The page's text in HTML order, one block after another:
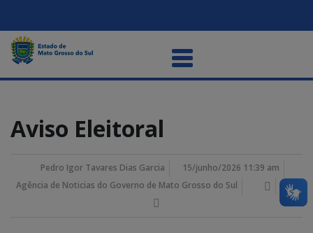
Aviso Eleitoral
Pedro Igor Tavares Dias Garcia
15/junho/2026 11:39 am
Agência de Noticias do Governo de Mato Grosso do Sul